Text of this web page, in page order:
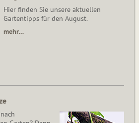
Hier finden Sie unsere aktuellen
Gartentipps für den August.
mehr…